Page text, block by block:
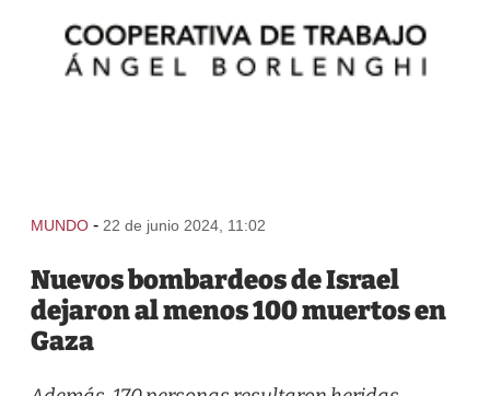
MUNDO - 22 de junio 2024, 11:02
Nuevos bombardeos de Israel
dejaron al menos 100 muertos en
Gaza